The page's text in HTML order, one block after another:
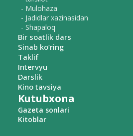
- Mulohaza
- Jadidlar xazinasidan
- Shapaloq
Bir soatlik dars
Sinab ko‘ring
Taklif
Intervyu
Darslik
Kino tavsiya
Kutubxona
Gazeta sonlari
Kitoblar